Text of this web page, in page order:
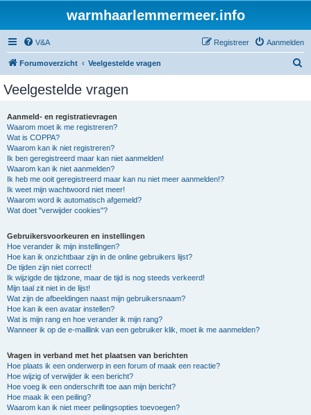
warmhaarlemmermeer.info
V&A Aanmelden
Registreer
Forumoverzicht Veelgestelde vragen
Veelgestelde vragen
Aanmeld- en registratievragen
Waarom moet ik me registreren?
Wat is COPPA?
Waarom kan ik niet registreren?
Ik ben geregistreerd maar kan niet aanmelden!
Waarom kan ik niet aanmelden?
Ik heb me ooit geregistreerd maar kan nu niet meer aanmelden!?
Ik weet mijn wachtwoord niet meer!
Waarom word ik automatisch afgemeld?
Wat doet "verwijder cookies"?
Gebruikersvoorkeuren en instellingen
Hoe verander ik mijn instellingen?
Hoe kan ik onzichtbaar zijn in de online gebruikers lijst?
De tijden zijn niet correct!
Ik wijzigde de tijdzone, maar de tijd is nog steeds verkeerd!
Mijn taal zit niet in de lijst!
Wat zijn de afbeeldingen naast mijn gebruikersnaam?
Hoe kan ik een avatar instellen?
Wat is mijn rang en hoe verander ik mijn rang?
Wanneer ik op de e-maillink van een gebruiker klik, moet ik me aanmelden?
Vragen in verband met het plaatsen van berichten
Hoe plaats ik een onderwerp in een forum of maak een reactie?
Hoe wijzig of verwijder ik een bericht?
Hoe voeg ik een onderschrift toe aan mijn bericht?
Hoe maak ik een peiling?
Waarom kan ik niet meer peilingsopties toevoegen?